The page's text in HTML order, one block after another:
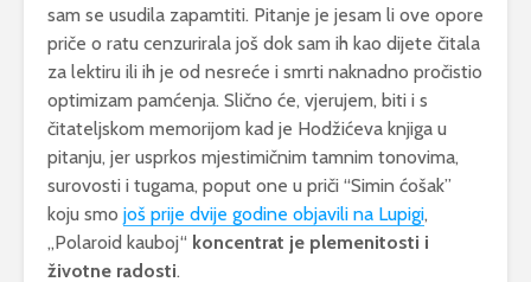
sam se usudila zapamtiti. Pitanje je jesam li ove opore
priče o ratu cenzurirala još dok sam ih kao dijete čitala
za lektiru ili ih je od nesreće i smrti naknadno pročistio
optimizam pamćenja. Slično će, vjerujem, biti i s
čitateljskom memorijom kad je Hodžićeva knjiga u
pitanju, jer usprkos mjestimičnim tamnim tonovima,
surovosti i tugama, poput one u priči “Simin ćošak”
koju smo još prije dvije godine objavili na Lupigi,
„Polaroid kauboj“ koncentrat je plemenitosti i
životne radosti.